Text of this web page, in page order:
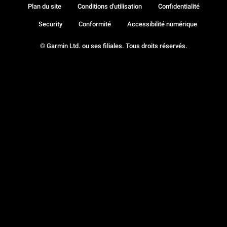
© Garmin Ltd. ou ses filiales. Tous droits réservés.
Plan du site Conditions d'utilisation Confidentialité
Security Conformité Accessibilité numérique